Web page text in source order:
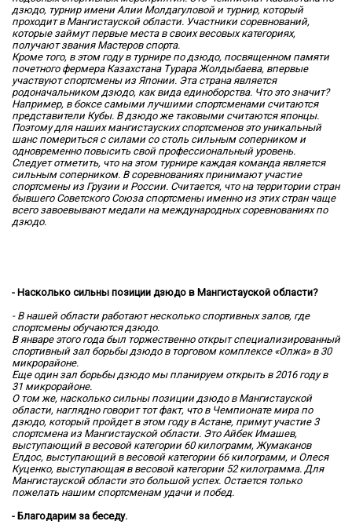
дзюдо, турнир имени Алии Молдагуловой и турнир, который
проходит в Мангистауской области. Участники соревнований,
которые займут первые места в своих весовых категориях,
получают звания Мастеров спорта.
Кроме того, в этом году в турнире по дзюдо, посвященном памяти
почетного фермера Казахстана Турара Жолдыбаева, впервые
участвуют спортсмены из Японии. Эта страна является
родоначальником дзюдо, как вида единоборства. Что это значит?
Например, в боксе самыми лучшими спортсменами считаются
представители Кубы. В дзюдо же таковыми считаются японцы.
Поэтому для наших мангистауских спортсменов это уникальный
шанс помериться с силами со столь сильным соперником и
одновременно повысить свой профессиональный уровень.
Следует отметить, что на этом турнире каждая команда является
сильным соперником. В соревнованиях принимают участие
спортсмены из Грузии и России. Считается, что на территории стран
бывшего Советского Союза спортсмены именно из этих стран чаще
всего завоевывают медали на международных соревнованиях по
дзюдо.
- Насколько сильны позиции дзюдо в Мангистауской области?
- В нашей области работают несколько спортивных залов, где
спортсмены обучаются дзюдо.
В январе этого года был торжественно открыт специализированный
спортивный зал борьбы дзюдо в торговом комплексе «Олжа» в 30
микрорайоне.
Еще один зал борьбы дзюдо мы планируем открыть в 2016 году в
31 микрорайоне.
О том же, насколько сильны позиции дзюдо в Мангистауской
области, наглядно говорит тот факт, что в Чемпионате мира по
дзюдо, который пройдет в этом году в Астане, примут участие 3
спортсмена из Мангистауской области. Это Айбек Имашев,
выступающий в весовой категории 60 килограмм, Жумаканов
Елдос, выступающий в весовой категории 66 килограмм, и Олеся
Куценко, выступающая в весовой категории 52 килограмма. Для
Мангистауской области это большой успех. Остается только
пожелать нашим спортсменам удачи и побед.
- Благодарим за беседу.